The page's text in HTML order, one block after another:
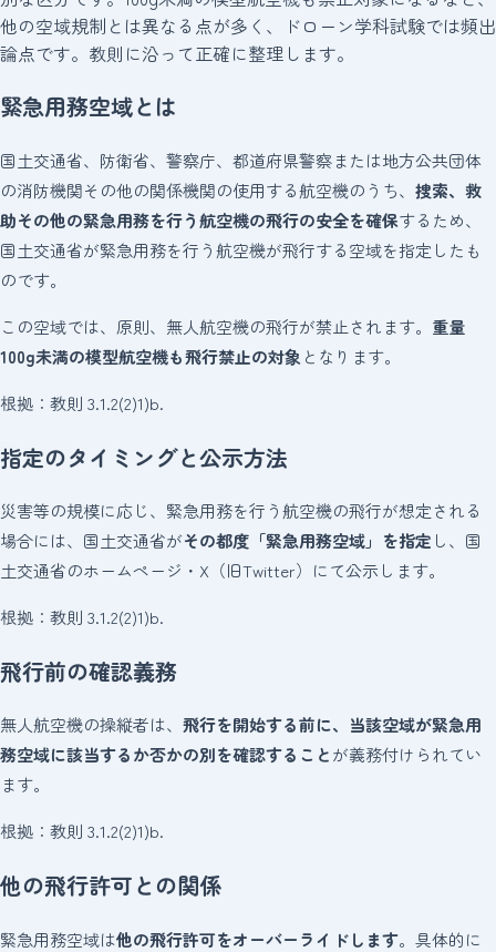
他の空域規制とは異なる点が多く、ドローン学科試験では頻出
論点です。教則に沿って正確に整理します。
緊急用務空域とは
国土交通省、防衛省、警察庁、都道府県警察または地方公共団体
の消防機関その他の関係機関の使用する航空機のうち、 捜索、救
助その他の緊急用務を行う航空機の飛行の安全を確保するため、
国土交通省が緊急用務を行う航空機が飛行する空域を指定したも
のです。
この空域では、原則、無人航空機の飛行が禁止されます。 重量
100g未満の模型航空機も飛行禁止の対象 となります。
根拠：教則 3.1.2(2)1)b.
指定のタイミングと公示方法
災害等の規模に応じ、緊急用務を行う航空機の飛行が想定される
場合には、国土交通省がその都度「緊急用務空域」を指定 し、国
土交通省のホームページ・X（旧Twitter）にて公示します。
根拠：教則 3.1.2(2)1)b.
飛行前の確認義務
無人航空機の操縦者は、 飛行を開始する前に、当該空域が緊急用
務空域に該当するか否かの別を確認することが義務付けられてい
ます。
根拠：教則 3.1.2(2)1)b.
他の飛行許可との関係
緊急用務空域は他の飛行許可をオーバーライドします。具体的に